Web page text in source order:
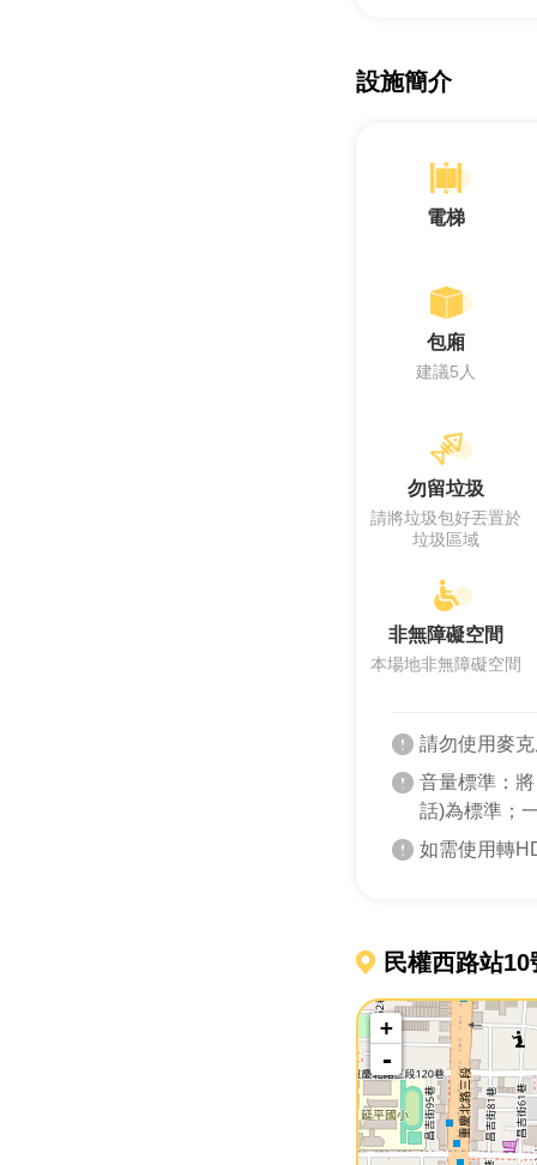
設施簡介
電梯
包廂
建議5人
勿留垃圾
請將垃圾包好丟置於
垃圾區域
非無障礙空間
本場地非無障礙空間
請勿使用麥
音量標準：
話)為標準；
如需使用轉
民權西路站
+
-